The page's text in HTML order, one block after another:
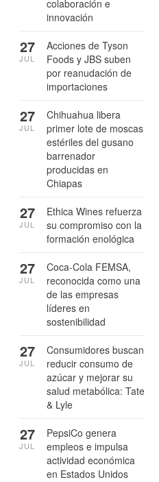
colaboración e
innovación
Acciones de Tyson
Foods y JBS suben
por reanudación de
importaciones
27
JUL
Chihuahua libera
primer lote de moscas
estériles del gusano
barrenador
producidas en
Chiapas
27
JUL
Ethica Wines refuerza
su compromiso con la
formación enológica
27
JUL
Coca-Cola FEMSA,
reconocida como una
de las empresas
líderes en
sostenibilidad
27
JUL
Consumidores buscan
reducir consumo de
azúcar y mejorar su
salud metabólica: Tate
& Lyle
27
JUL
PepsiCo genera
empleos e impulsa
actividad económica
en Estados Unidos
27
JUL